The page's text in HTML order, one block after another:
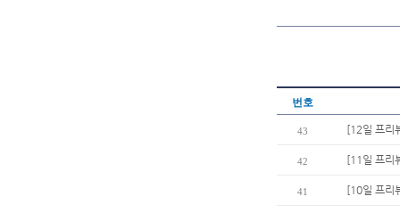
번호
43 [12일 프리
42 [11일 프리
41 [10일 프리